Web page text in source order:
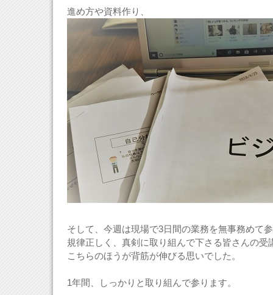
進め方や資料作り、
そして、今週は現場で3日間の業務を無事務めて
規律正しく、真剣に取り組んで下さる皆さんの受
こちらのほうが背筋が伸びる思いでした。
1年間、しっかりと取り組んで参ります。